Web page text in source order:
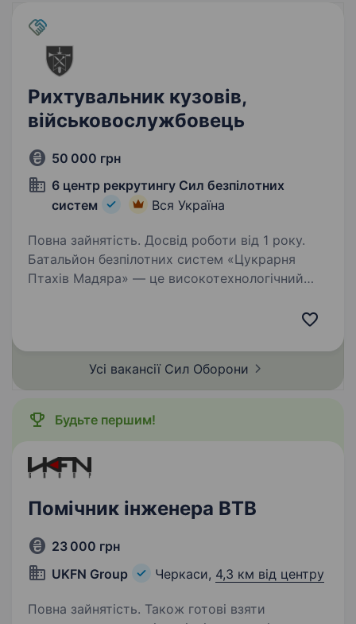
Рихтувальник кузовів,
військовослужбовець
50 000 грн
6 центр рекрутингу Сил безпілотних
систем
Вся Україна
Повна зайнятість. Досвід роботи від 1 року.
Батальйон безпілотних систем «Цукрарня
Птахів Мадяра» — це високотехнологічний
СБС ефективними…
Усі вакансії Сил Оборони
Будьте першим!
Помічник інженера ВТВ
23 000 грн
UKFN Group
Черкаси, 4,3 км від центру
Повна зайнятість. Також готові взяти